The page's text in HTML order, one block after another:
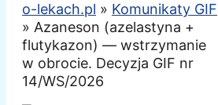
o-lekach.pl » Komunikaty GIF
» Azaneson (azelastyna +
flutykazon) — wstrzymanie
w obrocie. Decyzja GIF nr
14/WS/2026